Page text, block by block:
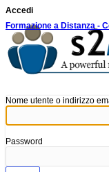
Accedi
Formazione a Distanza -
Nome utente o indirizzo
Password